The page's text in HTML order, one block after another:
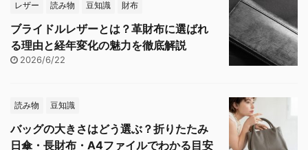
レザー 読み物 豆知識 財布
ブライドルレザーとは？革財布に選ばれ
る理由と経年変化の魅力を徹底解説
2026/6/22
読み物 豆知識
バッグの大きさはどう選ぶ？折りたたみ
日傘・長財布・A4ファイルでわかる目安